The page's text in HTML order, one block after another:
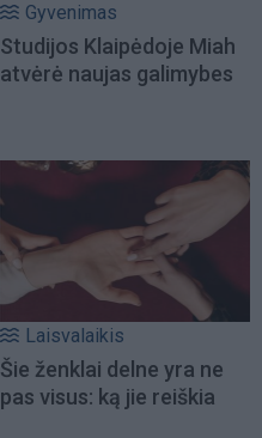
Gyvenimas
Studijos Klaipėdoje Miah
atvėrė naujas galimybes
Laisvalaikis
Šie ženklai delne yra ne
pas visus: ką jie reiškia